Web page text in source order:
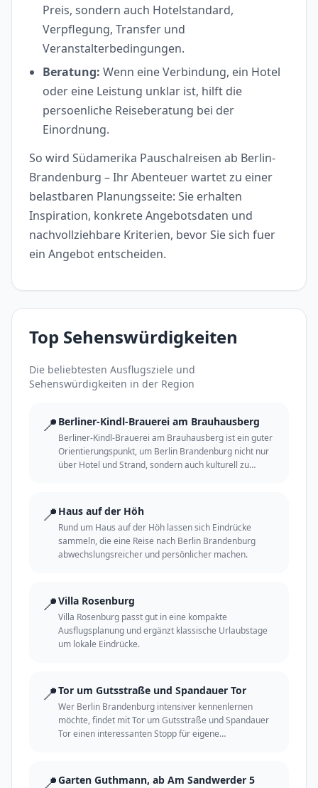
Preis, sondern auch Hotelstandard,
Verpflegung, Transfer und
Veranstalterbedingungen.
Beratung: Wenn eine Verbindung, ein Hotel
oder eine Leistung unklar ist, hilft die
persoenliche Reiseberatung bei der
Einordnung.
So wird Südamerika Pauschalreisen ab Berlin-
Brandenburg – Ihr Abenteuer wartet zu einer
belastbaren Planungsseite: Sie erhalten
Inspiration, konkrete Angebotsdaten und
nachvollziehbare Kriterien, bevor Sie sich fuer
ein Angebot entscheiden.
Top Sehenswürdigkeiten
Die beliebtesten Ausflugsziele und
Sehenswürdigkeiten in der Region
📍 Berliner-Kindl-Brauerei am Brauhausberg
Berliner-Kindl-Brauerei am Brauhausberg ist ein guter
Orientierungspunkt, um Berlin Brandenburg nicht nur
über Hotel und Strand, sondern auch kulturell zu
📍 Haus auf der Höh
Rund um Haus auf der Höh lassen sich Eindrücke
sammeln, die eine Reise nach Berlin Brandenburg
abwechslungsreicher und persönlicher machen.
📍Villa Rosenburg
Villa Rosenburg passt gut in eine kompakte
Ausflugsplanung und ergänzt klassische Urlaubstage
um lokale Eindrücke.
📍Tor um Gutsstraße und Spandauer Tor
Wer Berlin Brandenburg intensiver kennenlernen
möchte, findet mit Tor um Gutsstraße und Spandauer
Tor einen interessanten Stopp für eigene
📍Garten Guthmann, ab Am Sandwerder 5